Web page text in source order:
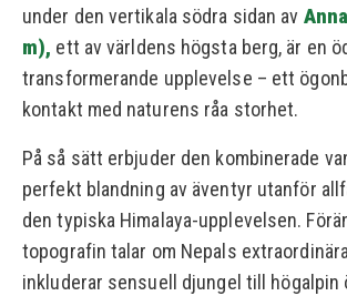
under den vertikala södra sidan av
m), ett av världens högsta berg, är en
transformerande upplevelse – ett
kontakt med naturens råa storhet.
På så sätt erbjuder den kombinerade
perfekt blandning av äventyr utanför
den typiska Himalaya-upplevelsen.
topografin talar om Nepals
inkluderar sensuell djungel till högalpin